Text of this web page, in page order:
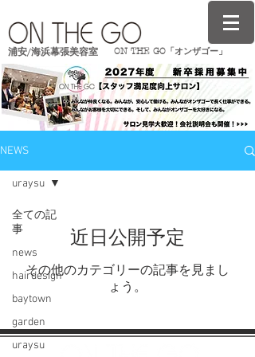
浦安/海浜幕張美容室 ON THE GO「オンザゴー」
NEWS
全ての記
事
news
hairdesign
baytown
garden
uraysu
uraysu
近日公開予定
その他のカテゴリーの記事を見まし
ょう。